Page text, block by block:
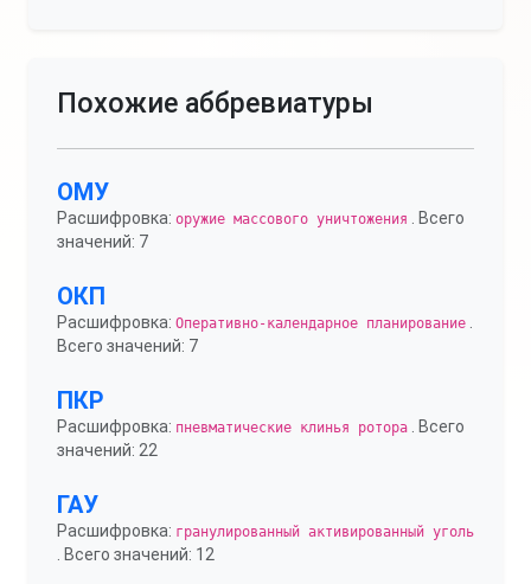
Похожие аббревиатуры
ОМУ
Расшифровка: оружие массового уничтожения
. Всего
значений: 7
ОКП
Расшифровка: Оперативно-календарное планирование
Всего значений: 7
ПКР
Расшифровка: пневматические клинья ротора . Всего
значений: 22
ГАУ
Расшифровка: гранулированный активированный уголь
. Всего значений: 12